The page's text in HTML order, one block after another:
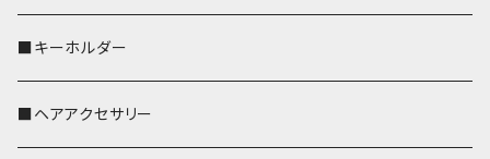
歌うオカメちゃん
おかめ３兄弟
セキセイインコ
文鳥
■キーホルダー
■ヘアアクセサリー